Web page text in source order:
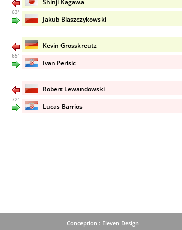
Shinji Kagawa
63'
Jakub Blaszczykowski
Kevin Grosskreutz
65'
Ivan Perisic
Robert Lewandowski
72'
Lucas Barrios
Conception : Eleven Design